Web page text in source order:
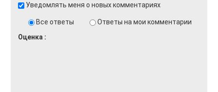
Уведомлять меня о новых комментариях
Все ответы
Ответы на мои комментарии
Оценка